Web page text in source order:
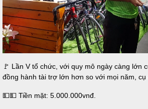
🚩 Lần V tổ chức, với quy mô ngày càng lớn
đồng hành tài trợ lớn hơn so với mọi năm, cụ
💵💵 Tiền mặt: 5.000.000vnđ.